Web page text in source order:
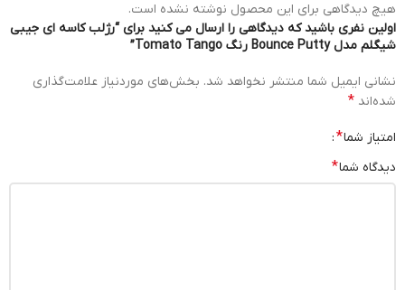
هیچ دیدگاهی برای این محصول نوشته نشده است.
اولین نفری باشید که دیدگاهی را ارسال می کنید برای “رژلب کاسه ای جیبی
شیگلم مدل Bounce Putty رنگ Tomato Tango”
نشانی ایمیل شما منتشر نخواهد شد. بخش‌های موردنیاز علامت‌گذاری
شده‌اند *
امتیاز شما*
دیدگاه شما*